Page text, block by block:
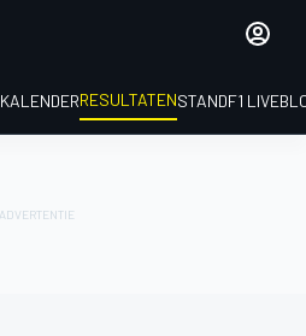
KALENDERRESULTATENSTANDF1